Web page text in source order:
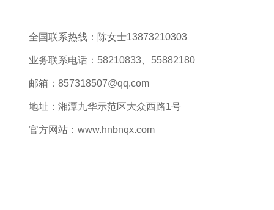
全国联系热线 ：陈女士13873210303
业务联系电话： 58210833 55882180
邮箱： 857318507@qq.com
地址：湘潭九华示范区大众西路1号
官方网站： www.hnbnqx.com